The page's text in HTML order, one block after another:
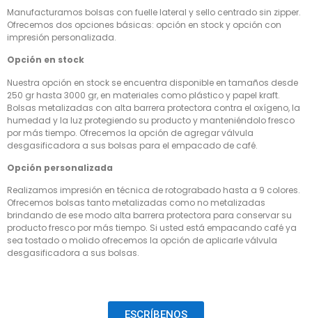
Manufacturamos bolsas con fuelle lateral y sello centrado sin zipper.
Ofrecemos dos opciones básicas: opción en stock y opción con
impresión personalizada.
Opción en stock
Nuestra opción en stock se encuentra disponible en tamaños desde
250 gr hasta 3000 gr, en materiales como plástico y papel kraft.
Bolsas metalizadas con alta barrera protectora contra el oxígeno, la
humedad y la luz protegiendo su producto y manteniéndolo fresco
por más tiempo. Ofrecemos la opción de agregar válvula
desgasificadora a sus bolsas para el empacado de café.
Opción personalizada
Realizamos impresión en técnica de rotograbado hasta a 9 colores.
Ofrecemos bolsas tanto metalizadas como no metalizadas
brindando de ese modo alta barrera protectora para conservar su
producto fresco por más tiempo. Si usted está empacando café ya
sea tostado o molido ofrecemos la opción de aplicarle válvula
desgasificadora a sus bolsas.
ESCRÍBENOS